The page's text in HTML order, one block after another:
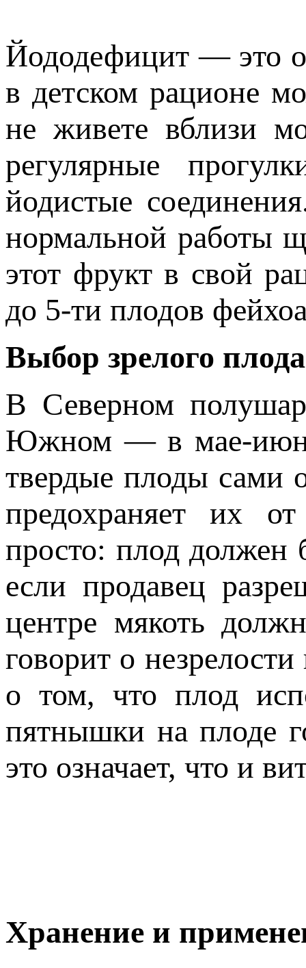
Йододефицит — это
в детском рационе
не живете вблизи
регулярные
йодистые
нормальной работы
этот фрукт в свой
до 5-ти плодов
Выбор зрелого плода
В Северном
Южном — в мае-
твердые плоды сами
предохраняет их
просто: плод должен
если продавец
центре мякоть
говорит о
о том, что плод
пятнышки на плоде
это означает, что и
Хранение и